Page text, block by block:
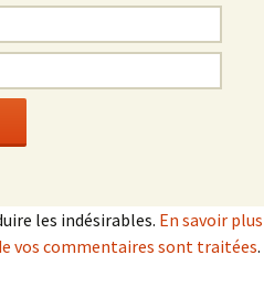
les indésirables. En savoir plus
vos commentaires sont traitées.